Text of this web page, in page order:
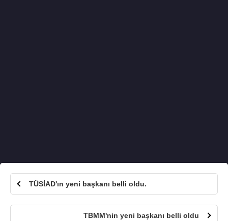
TÜSİAD'ın yeni başkanı belli oldu.
TBMM'nin yeni başkanı belli oldu